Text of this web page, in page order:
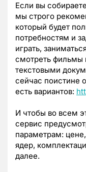
Если вы
мы строго
который будет
потребностям и
играть,
смотреть фильмы
текстовыми
сейчас поистине
есть вариантов:
И чтобы во всем
сервис
параметрам:
ядер,
далее.